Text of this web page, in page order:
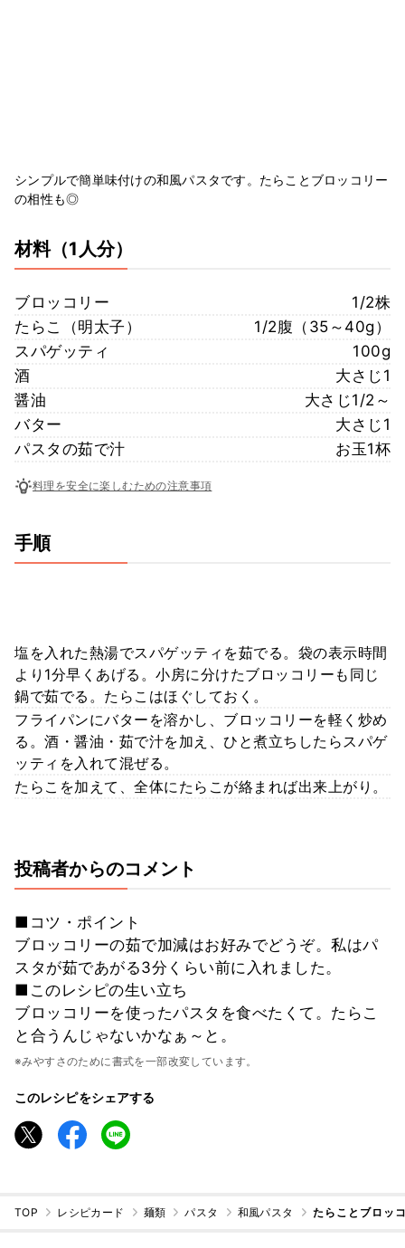
シンプルで簡単味付けの和風パスタです。たらことブロッコリー
の相性も◎
材料（1人分）
ブロッコリー
1/2株
たらこ（明太子）
1/2腹（35～40g）
スパゲッティ
100g
酒
大さじ1
醤油
大さじ1/2～
バター
大さじ1
パスタの茹で汁
お玉1杯
料理を安全に楽しむための注意事項
手順
塩を入れた熱湯でスパゲッティを茹でる。袋の表示時間
より1分早くあげる。小房に分けたブロッコリーも同じ
鍋で茹でる。たらこはほぐしておく。
フライパンにバターを溶かし、ブロッコリーを軽く炒め
る。酒・醤油・茹で汁を加え、ひと煮立ちしたらスパゲ
ッティを入れて混ぜる。
たらこを加えて、全体にたらこが絡まれば出来上がり。
投稿者からのコメント
■コツ・ポイント
ブロッコリーの茹で加減はお好みでどうぞ。私はパ
スタが茹であがる3分くらい前に入れました。
■このレシピの生い立ち
ブロッコリーを使ったパスタを食べたくて。たらこ
と合うんじゃないかなぁ～と。
※みやすさのために書式を一部改変しています。
このレシピをシェアする
TOP レシピカード 麺類 パスタ 和風パスタ たらことブロッ